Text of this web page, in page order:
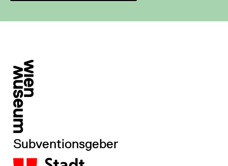
Subventionsgeber